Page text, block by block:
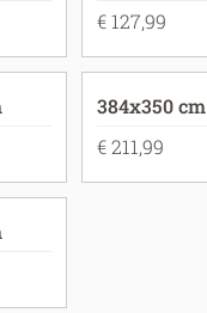
€ 127,99
384x350 cm
€ 211,99